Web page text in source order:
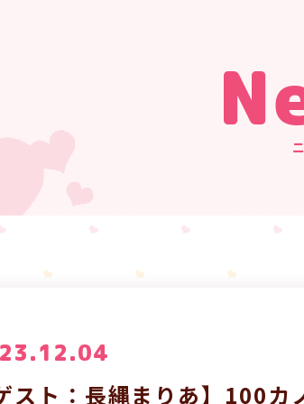
スト：長縄まりあ】100